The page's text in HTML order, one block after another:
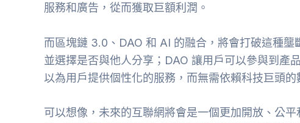
服務和廣告，從而獲取巨額利潤。
而區塊鏈 3.0、DAO 和 AI 的融合，將會打破這種壟
並選擇是否與他人分享；DAO 讓用戶可以參與到產
以為用戶提供個性化的服務，而無需依賴科技巨頭的
可以想像，未來的互聯網將會是一個更加開放、公